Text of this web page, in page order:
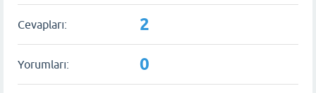
Cevapları: 2
Yorumları: 0